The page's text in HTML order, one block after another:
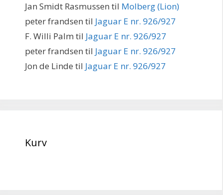
Jan Smidt Rasmussen til Molberg (Lion)
peter frandsen til Jaguar E nr. 926/927
F. Willi Palm til Jaguar E nr. 926/927
peter frandsen til Jaguar E nr. 926/927
Jon de Linde til Jaguar E nr. 926/927
Kurv